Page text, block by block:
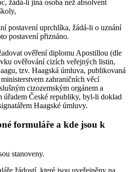
žádá-li jiná osoba než absolvent
postavení uprchlíka, žádá-li o uznání
postavení přiznáno.
ověření diplomu Apostillou (dle
ověřování cizích veřejných listin,
tzv. Haagská úmluva, publikovaná
zahraničních věcí
cizozemským orgánem a
úřadem České republiky, byl-li doklad
Haagské úmluvy.
formuláře a kde jsou k
stanoveny.